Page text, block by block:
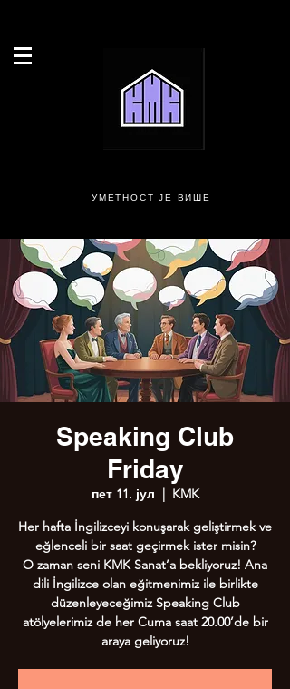
УМЕТНОСТ ЈЕ ВИШЕ
Speaking Club
Friday
пет 11. јул
  |
KMK
Her hafta İngilizceyi konuşarak geliştirmek ve
eğlenceli bir saat geçirmek ister misin?
O zaman seni KMK Sanat’a bekliyoruz! Ana
dili İngilizce olan eğitmenimiz ile birlikte
düzenleyeceğimiz Speaking Club
atölyelerimiz de her Cuma saat 20.00’de bir